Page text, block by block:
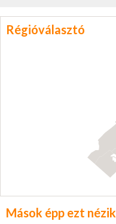
Régióválasztó
Mások épp ezt nézik